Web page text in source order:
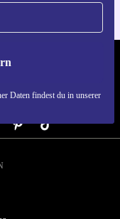
Daten findest du in unserer
NEW.